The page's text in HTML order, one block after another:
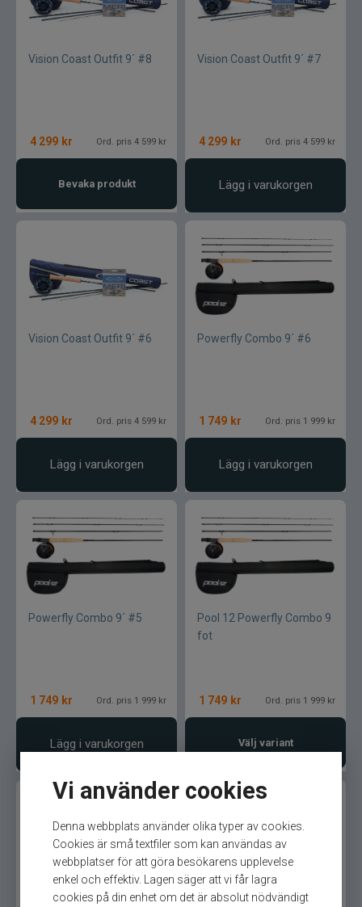
Vi använder cookies
Denna webbplats använder olika typer av cookies.
Cookies är små textfiler som kan användas av
webbplatser för att göra besökarens upplevelse
enkel och effektiv. Lagen säger att vi får lagra
cookies på din enhet om det är absolut nödvändigt
Vision Coast Outfit 9´ #8
4 299 kr Ord. pris 4 599 kr
Bevaka produkt
Vision Coast Outfit 9´ #7
4 299 kr Ord. pris 4 599 kr
Lägg i varukorgen
Vision Coast Outfit 9´ #6
4 299 kr Ord. pris 4 599 kr
Lägg i varukorgen
Powerfly Combo 9´ #6
1 749 kr Ord. pris 1 999 kr
Lägg i varukorgen
Powerfly Combo 9´ #5
1 749 kr Ord. pris 1 999 kr
Lägg i varukorgen
Pool 12 Powerfly Combo 9
fot
1 749 kr Ord. pris 1 999 kr
Välj variant
Orvis Encounter klass 5
Loop Q Series Medium